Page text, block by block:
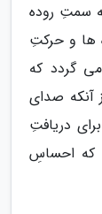
سمتِ روده
ها و حرکتِ
گردد که
آنکه صدای
دریافتِ
که احساسِ